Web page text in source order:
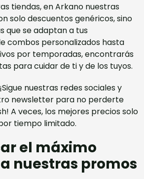
tiendas, enArkano nuestras
solo descuentos genéricos, sino
que se adaptan a tus
combos personalizados hasta
por temporadas, encontrarás
para cuidar de ti y de los tuyos.
¡Sigue nuestras redes sociales y
newsletter para no perderte
A veces, los mejores precios solo
tiempo limitado.
el máximo
nuestras promos